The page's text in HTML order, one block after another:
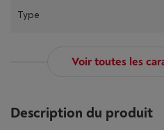
Type
Voir toutes les
Description du produit